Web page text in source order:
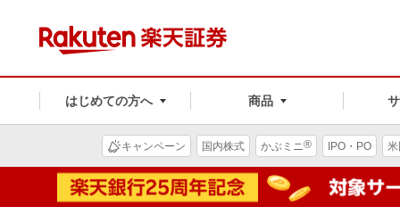
はじめての方へ 商品
キャンペーン 国内株式 かぶミニ® IPO・PO